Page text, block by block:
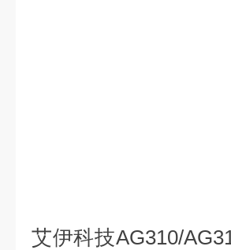
艾伊科技AG310/